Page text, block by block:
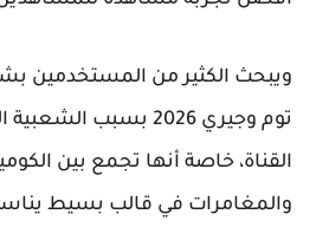
ويبحث الكثير من المستخدمين
توم وجيري 2026 بسبب
القناة، خاصة أنها تجمع بين
والمغامرات في قالب بسيط